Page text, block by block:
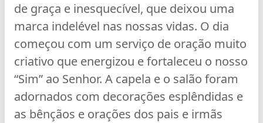
de graça e inesquecível, que deixou uma
marca indelével nas nossas vidas. O dia
começou com um serviço de oração muito
criativo que energizou e fortaleceu o nosso
“Sim” ao Senhor. A capela e o salão foram
adornados com decorações esplêndidas e
as bênçãos e orações dos pais e irmãs